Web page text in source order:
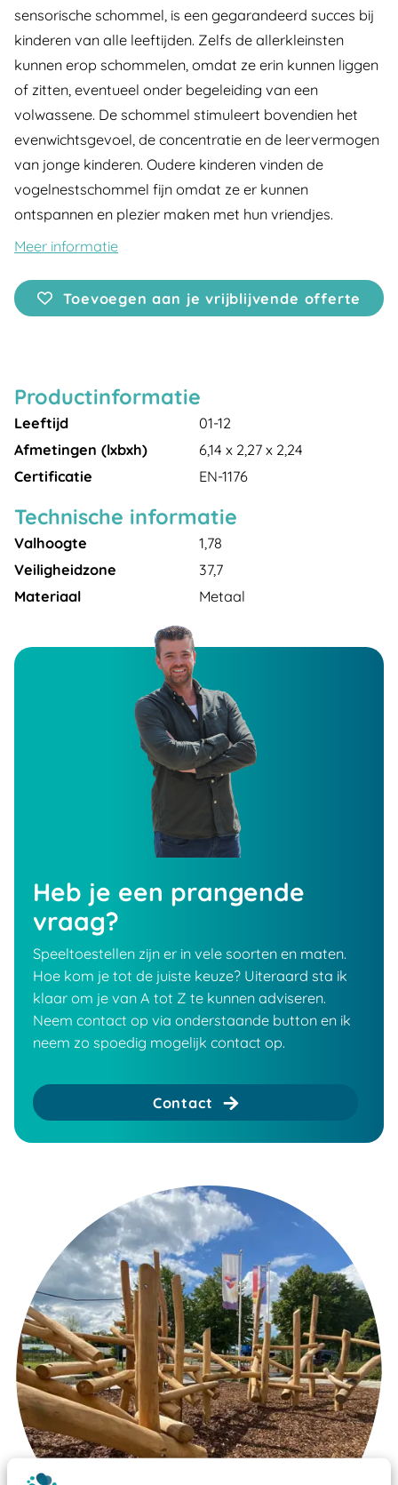
sensorische schommel, is een gegarandeerd succes bij
kinderen van alle leeftijden. Zelfs de allerkleinsten
kunnen erop schommelen, omdat ze erin kunnen liggen
of zitten, eventueel onder begeleiding van een
volwassene. De schommel stimuleert bovendien het
evenwichtsgevoel, de concentratie en de leervermogen
van jonge kinderen. Oudere kinderen vinden de
vogelnestschommel fijn omdat ze er kunnen
ontspannen en plezier maken met hun vriendjes.
Meer informatie
Toevoegen aan je vrijblijvende offerte
Productinformatie
Leeftijd
01-12
Afmetingen (lxbxh)
6,14 x 2,27 x 2,24
Certificatie
EN-1176
Technische informatie
Valhoogte
1,78
Veiligheidzone
37,7
Materiaal
Metaal
Heb je een prangende
vraag?
Speeltoestellen zijn er in vele soorten en maten.
Hoe kom je tot de juiste keuze? Uiteraard sta ik
klaar om je van A tot Z te kunnen adviseren.
Neem contact op via onderstaande button en ik
neem zo spoedig mogelijk contact op.
Contact